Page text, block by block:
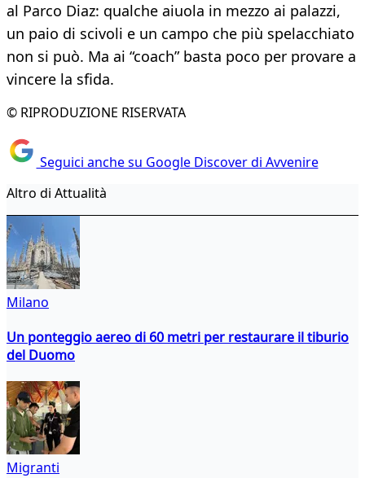
al Parco Diaz: qualche aiuola in mezzo ai palazzi,
un paio di scivoli e un campo che più spelacchiato
non si può. Ma ai “coach” basta poco per provare a
vincere la sfida.
© RIPRODUZIONE RISERVATA
Seguici anche su Google Discover di Avvenire
Altro di Attualità
Milano
Un ponteggio aereo di 60 metri per restaurare il tiburio
del Duomo
Migranti